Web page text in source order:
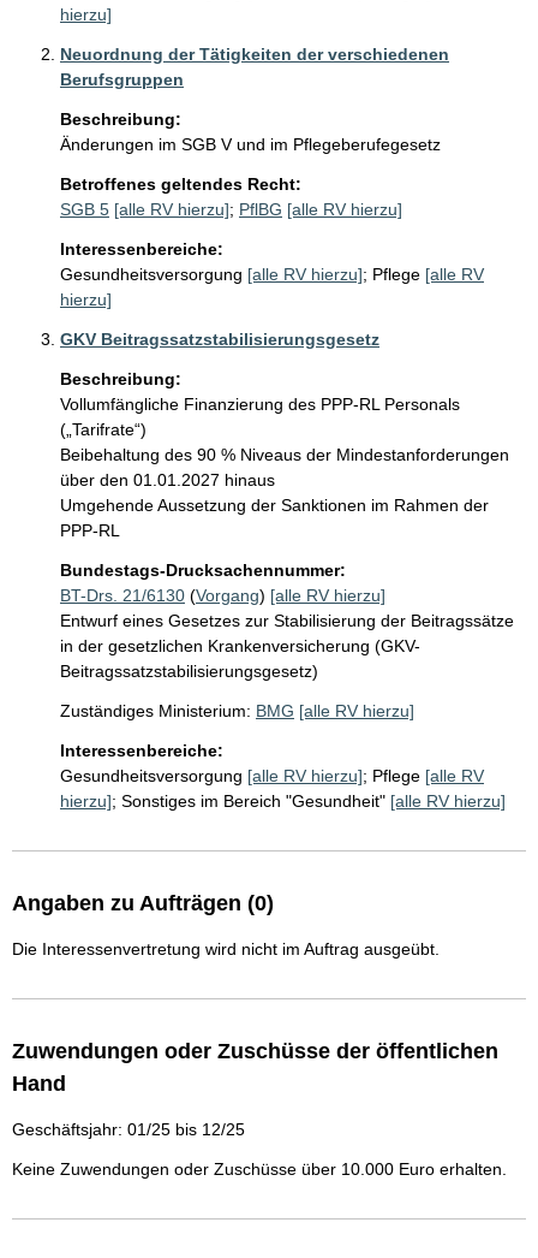
hierzu]
Neuordnung der Tätigkeiten der verschiedenen
Berufsgruppen
Beschreibung:
Änderungen im SGB V und im Pflegeberufegesetz
Betroffenes geltendes Recht:
SGB 5 [alle RV hierzu]; PflBG [alle RV hierzu]
Interessenbereiche:
Gesundheitsversorgung [alle RV hierzu]; Pflege [alle RV
hierzu]
GKV Beitragssatzstabilisierungsgesetz
Beschreibung:
Vollumfängliche Finanzierung des PPP-RL Personals
(„Tarifrate“)
Beibehaltung des 90 % Niveaus der Mindestanforderungen
über den 01.01.2027 hinaus
Umgehende Aussetzung der Sanktionen im Rahmen der
PPP-RL
Bundestags-Drucksachennummer:
BT-Drs. 21/6130 (Vorgang) [alle RV hierzu]
Entwurf eines Gesetzes zur Stabilisierung der Beitragssätze
in der gesetzlichen Krankenversicherung (GKV-
Beitragssatzstabilisierungsgesetz)
Zuständiges Ministerium: BMG [alle RV hierzu]
Interessenbereiche:
Gesundheitsversorgung [alle RV hierzu]; Pflege [alle RV
hierzu]; Sonstiges im Bereich "Gesundheit" [alle RV hierzu]
Angaben zu Aufträgen (0)
Die Interessenvertretung wird nicht im Auftrag ausgeübt.
Zuwendungen oder Zuschüsse der öffentlichen
Hand
Geschäftsjahr: 01/25 bis 12/25
Keine Zuwendungen oder Zuschüsse über 10.000 Euro erhalten.